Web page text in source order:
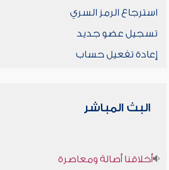
استرجاع الرمز السري
تسجيل عضو جديد
إعادة تفعيل حساب
البث المباشر
أخلاقنا أصالة ومعاصرة